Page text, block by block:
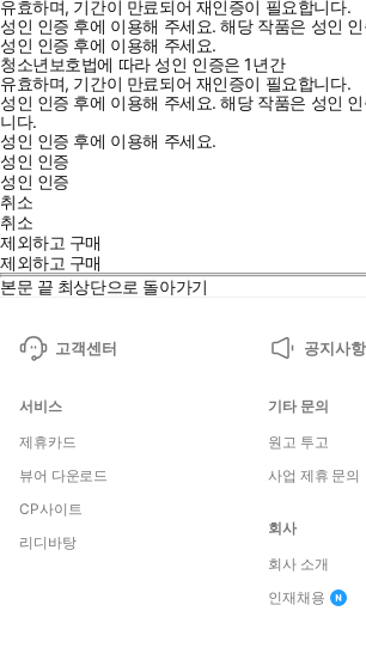
★분당 영어 교사의 경험이 담긴 쉬운 문법 개
★연습 문제 및 시험 대비 실전 문제 수록!
영어를 처음 시작하는 아이들에게 영문법은 ‘벽
용어, 복잡한 규칙, 끝없는 암기까지. 아이들은
에 영어와 멀어지곤 한다. <읽어영! 초등 필수
고민에서 출발해 ‘읽으면서 이해되는 문법’을
지 않아도 네 컷 만화를 보며 상황을 이해하고,
읽다 보면 어느새 문장의 원리가 머릿속에 그려
의 핵심 문법을 가장 효과적으로 담아냈다. 처
정리’를 선물하는 단 한 권의 가이드북이 될 것
유효하며, 기간이 만료되어 재인증이 필요합니다.
성인 인증 후에 이용해 주세요.해당 작품은 성인
성인 인증 후에 이용해 주세요.
청소년보호법에 따라 성인 인증은 1년간
유효하며, 기간이 만료되어 재인증이 필요합니다.
성인 인증 후에 이용해 주세요.해당 작품은 성인
니다.
성인 인증 후에 이용해 주세요.
성인 인증
성인 인증
취소
취소
제외하고 구매
제외하고 구매
본문 끝 최상단으로 돌아가기
고객센터 공지사항
서비스
제휴카드
뷰어 다운로드
CP사이트
리디바탕
기타 문의
원고 투고
사업 제휴 문의
회사
회사 소개
인재채용